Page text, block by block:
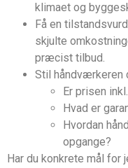
klimaet og
Få en
skjulte
præcist tilbud.
Stil håndværkeren
Er prisen
Hvad er
Hvordan
opgange?
Har du konkrete mål for